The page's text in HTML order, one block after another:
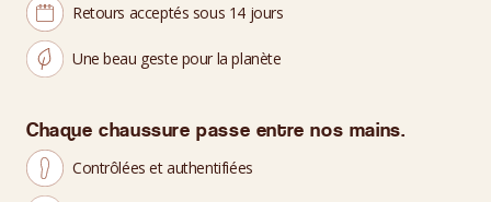
Retours acceptés sous 14 jours
Une beau geste pour la planète
Chaque chaussure passe entre nos mains.
Contrôlées et authentifiées